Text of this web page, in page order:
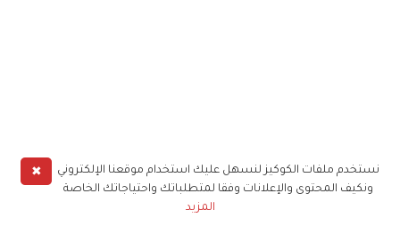
✖
نستخدم ملفات الكوكيز لنسهل عليك استخدام موقعنا الإلكتروني
ونكيف المحتوى والإعلانات وفقا لمتطلباتك واحتياجاتك الخاصة
المزيد